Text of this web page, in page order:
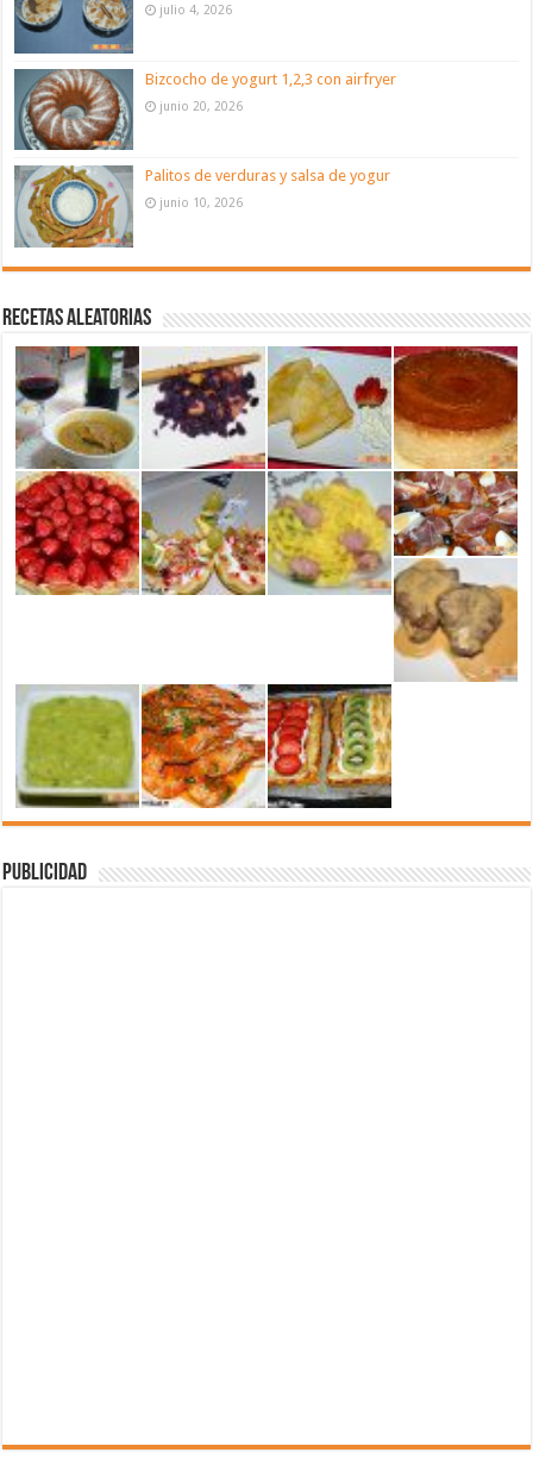
julio 4, 2026
Bizcocho de yogurt 1,2,3 con airfryer
junio 20, 2026
Palitos de verduras y salsa de yogur
junio 10, 2026
Recetas aleatorias
Publicidad